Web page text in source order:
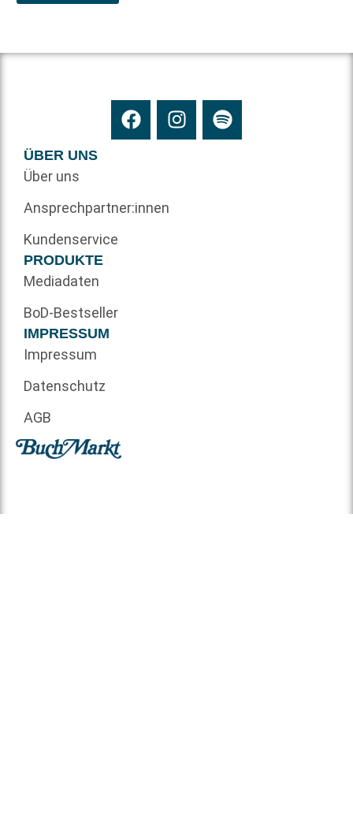
ÜBER UNS
Über uns
Ansprechpartner:innen
Kundenservice
PRODUKTE
Mediadaten
BoD-Bestseller
IMPRESSUM
Impressum
Datenschutz
AGB